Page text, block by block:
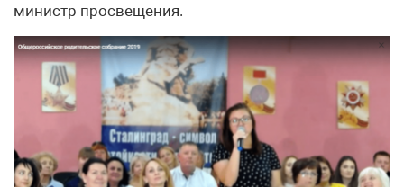
министр просвещения.